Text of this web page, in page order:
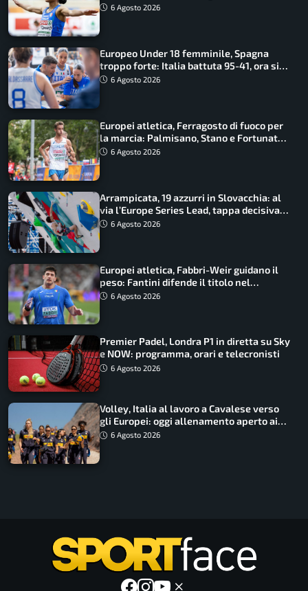
6 Agosto 2026
Europeo Under 18 femminile, Spagna
troppo forte: Italia battuta 95-41, ora si
gioca il Mondiale
6 Agosto 2026
Europei atletica, Ferragosto di fuoco per
la marcia: Palmisano, Stano e Fortunato
guidano l’Italia
6 Agosto 2026
Arrampicata, 19 azzurri in Slovacchia: al
via l’Europe Series Lead, tappa decisiva
per la Speed
6 Agosto 2026
Europei atletica, Fabbri-Weir guidano il
peso: Fantini difende il titolo nel
martello
6 Agosto 2026
Premier Padel, Londra P1 in diretta su Sky
e NOW: programma, orari e telecronisti
6 Agosto 2026
Volley, Italia al lavoro a Cavalese verso
gli Europei: oggi allenamento aperto ai
tifosi
6 Agosto 2026